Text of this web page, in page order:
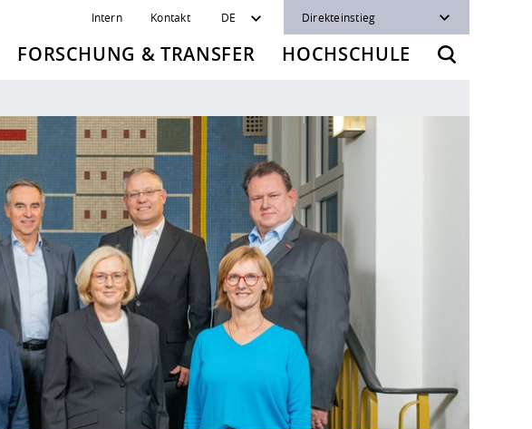
Intern Kontakt DE Direkteinstieg
FORSCHUNG & TRANSFER HOCHSCHULE